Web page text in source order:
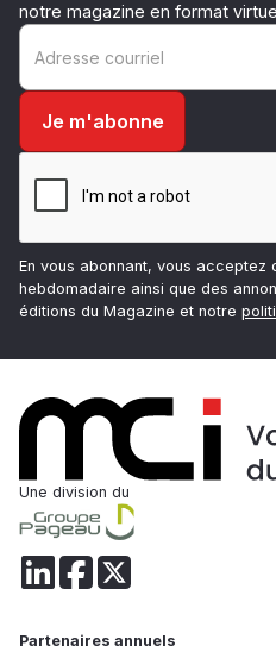
notre magazine en format
En vous abonnant, vous
hebdomadaire ainsi que des
éditions du Magazine et notre
Une division du
Partenaires annuels